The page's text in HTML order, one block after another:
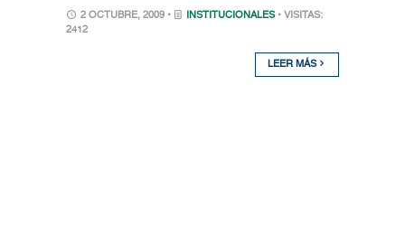
2 OCTUBRE, 2009 • INSTITUCIONALES • VISITAS:
2412
LEER MÁS